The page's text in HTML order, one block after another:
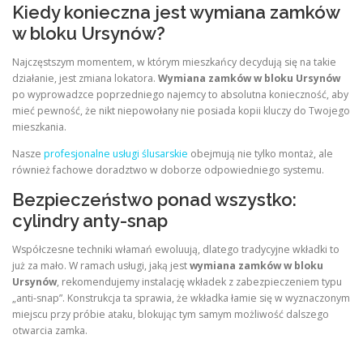
Kiedy konieczna jest wymiana zamków
w bloku Ursynów?
Najczęstszym momentem, w którym mieszkańcy decydują się na takie
działanie, jest zmiana lokatora. Wymiana zamków w bloku Ursynów
po wyprowadzce poprzedniego najemcy to absolutna konieczność, aby
mieć pewność, że nikt niepowołany nie posiada kopii kluczy do Twojego
mieszkania.
Nasze profesjonalne usługi ślusarskie obejmują nie tylko montaż, ale
również fachowe doradztwo w doborze odpowiedniego systemu.
Bezpieczeństwo ponad wszystko:
cylindry anty-snap
Współczesne techniki włamań ewoluują, dlatego tradycyjne wkładki to
już za mało. W ramach usługi, jaką jestwymiana zamków w bloku
Ursynów, rekomendujemy instalację wkładek z zabezpieczeniem typu
„anti-snap”. Konstrukcja ta sprawia, że wkładka łamie się w wyznaczonym
miejscu przy próbie ataku, blokując tym samym możliwość dalszego
otwarcia zamka.